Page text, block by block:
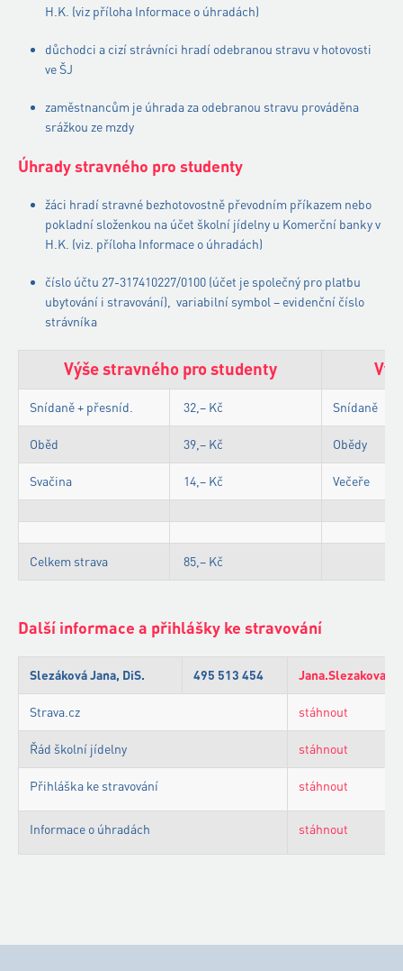
H.K. (viz příloha Informace o úhradách)
důchodci a cizí strávníci hradí odebranou stravu v hotovosti
ve ŠJ
zaměstnancům je úhrada za odebranou stravu prováděna
srážkou ze mzdy
Úhrady stravného pro studenty
žáci hradí stravné bezhotovostně převodním příkazem nebo
pokladní složenkou na účet školní jídelny u Komerční banky v
H.K. (viz. příloha Informace o úhradách)
číslo účtu 27-317410227/0100 (účet je společný pro platbu
ubytování i stravování), variabilní symbol – evidenční číslo
strávníka
Výše stravného pro studenty
Snídaně + přesníd. 32,– Kč Snídaně
Oběd 39,– Kč Obědy
Svačina 14,– Kč Večeře
Celkem strava 85,– Kč
Další informace a přihlášky ke stravování
Slezáková Jana, DiS. 495 513 454
Strava.cz stáhnout
Řád školní jídelny stáhnout
Přihláška ke stravování stáhnout
Informace o úhradách stáhnout